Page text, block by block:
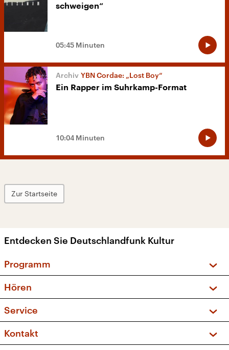
schweigen“
05:45 Minuten
YBN Cordae: „Lost Boy“
Ein Rapper im Suhrkamp-Format
10:04 Minuten
Zur Startseite
Entdecken Sie Deutschlandfunk Kultur
Programm
Sendungen und Podcasts
Musikliste
Kakadu – Das Kinderprogramm
Hören
Frequenzen (UKW + DAB+)
Service
FAQ
Apps
Kontakt